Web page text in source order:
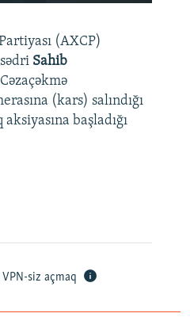
360p
1080p
360p
720p
1080p
(AXCP)
Sahib
(kars) salındığı
başladığı
VPN-siz açmaq